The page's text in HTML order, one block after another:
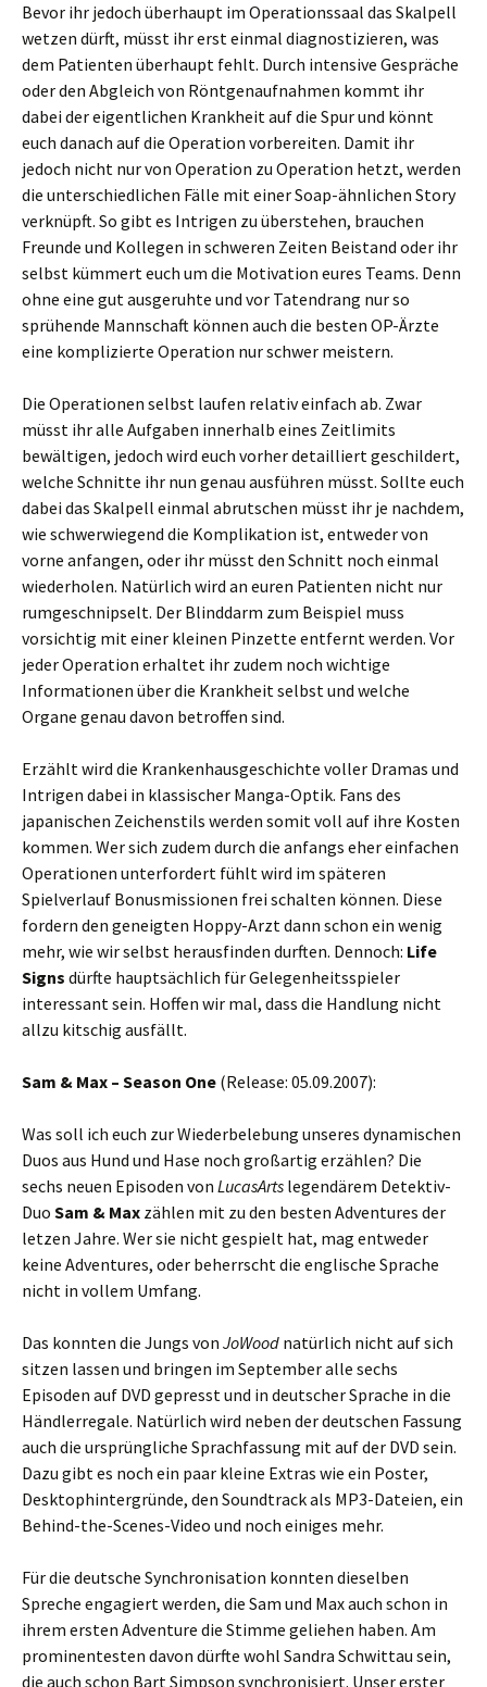
Bevor ihr jedoch überhaupt im Operationssaal das Skalpell
wetzen dürft, müsst ihr erst einmal diagnostizieren, was
dem Patienten überhaupt fehlt. Durch intensive Gespräche
oder den Abgleich von Röntgenaufnahmen kommt ihr
dabei der eigentlichen Krankheit auf die Spur und könnt
euch danach auf die Operation vorbereiten. Damit ihr
jedoch nicht nur von Operation zu Operation hetzt, werden
die unterschiedlichen Fälle mit einer Soap-ähnlichen Story
verknüpft. So gibt es Intrigen zu überstehen, brauchen
Freunde und Kollegen in schweren Zeiten Beistand oder ihr
selbst kümmert euch um die Motivation eures Teams. Denn
ohne eine gut ausgeruhte und vor Tatendrang nur so
sprühende Mannschaft können auch die besten OP-Ärzte
eine komplizierte Operation nur schwer meistern.
Die Operationen selbst laufen relativ einfach ab. Zwar
müsst ihr alle Aufgaben innerhalb eines Zeitlimits
bewältigen, jedoch wird euch vorher detailliert geschildert,
welche Schnitte ihr nun genau ausführen müsst. Sollte euch
dabei das Skalpell einmal abrutschen müsst ihr je nachdem,
wie schwerwiegend die Komplikation ist, entweder von
vorne anfangen, oder ihr müsst den Schnitt noch einmal
wiederholen. Natürlich wird an euren Patienten nicht nur
rumgeschnipselt. Der Blinddarm zum Beispiel muss
vorsichtig mit einer kleinen Pinzette entfernt werden. Vor
jeder Operation erhaltet ihr zudem noch wichtige
Informationen über die Krankheit selbst und welche
Organe genau davon betroffen sind.
Erzählt wird die Krankenhausgeschichte voller Dramas und
Intrigen dabei in klassischer Manga-Optik. Fans des
japanischen Zeichenstils werden somit voll auf ihre Kosten
kommen. Wer sich zudem durch die anfangs eher einfachen
Operationen unterfordert fühlt wird im späteren
Spielverlauf Bonusmissionen frei schalten können. Diese
fordern den geneigten Hoppy-Arzt dann schon ein wenig
mehr, wie wir selbst herausfinden durften. Dennoch: Life
Signs dürfte hauptsächlich für Gelegenheitsspieler
interessant sein. Hoffen wir mal, dass die Handlung nicht
allzu kitschig ausfällt.
Sam & Max – Season One (Release: 05.09.2007):
Was soll ich euch zur Wiederbelebung unseres dynamischen
Duos aus Hund und Hase noch großartig erzählen? Die
sechs neuen Episoden von LucasArts legendärem Detektiv-
Duo Sam & Max zählen mit zu den besten Adventures der
letzen Jahre. Wer sie nicht gespielt hat, mag entweder
keine Adventures, oder beherrscht die englische Sprache
nicht in vollem Umfang.
Das konnten die Jungs von JoWood natürlich nicht auf sich
sitzen lassen und bringen im September alle sechs
Episoden auf DVD gepresst und in deutscher Sprache in die
Händlerregale. Natürlich wird neben der deutschen Fassung
auch die ursprüngliche Sprachfassung mit auf der DVD sein.
Dazu gibt es noch ein paar kleine Extras wie ein Poster,
Desktophintergründe, den Soundtrack als MP3-Dateien, ein
Behind-the-Scenes-Video und noch einiges mehr.
Für die deutsche Synchronisation konnten dieselben
Spreche engagiert werden, die Sam und Max auch schon in
ihrem ersten Adventure die Stimme geliehen haben. Am
prominentesten davon dürfte wohl Sandra Schwittau sein,
die auch schon Bart Simpson synchronisiert. Unser erster